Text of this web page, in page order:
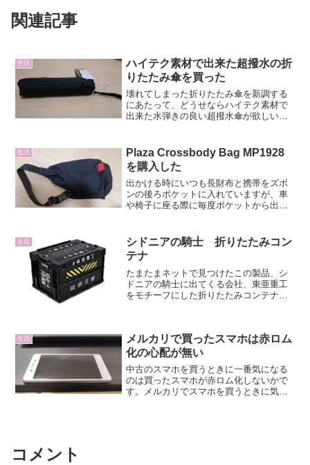
関連記事
生活
ハイテク素材で出来た超撥水の折
りたたみ傘を買った
壊れてしまった折りたたみ傘を新調する
にあたって、どうせならハイテク素材で
出来た水弾きの良い超撥水傘が欲しいの
ったものが無く、探すのに結構時間がか
かりました。超撥水ハイテ...
生活
Plaza Crossbody Bag MP1928
を購入した
出かける時にいつも長財布と携帯をズボ
ンの後ろポケットに入れていますが、車
や椅子に座る際に毎度ポケットから出し
Crossbody Bag MP1928を選んだ理由
MP1...
生活
シドニアの騎士 折りたたみコン
テナ
たまたまネットで見つけたこの製品、シ
ドニアの騎士に出てくる会社、東亜重工
をモチーフにした折りたたみコンテナで
ろいろな小物を入れておく...
生活
メルカリで買ったスマホは赤ロム
化の心配が無い
中古のスマホを買うときに一番気になる
のは買ったスマホが赤ロム化しないかで
す。メルカリでスマホを買うときに気に
コメント